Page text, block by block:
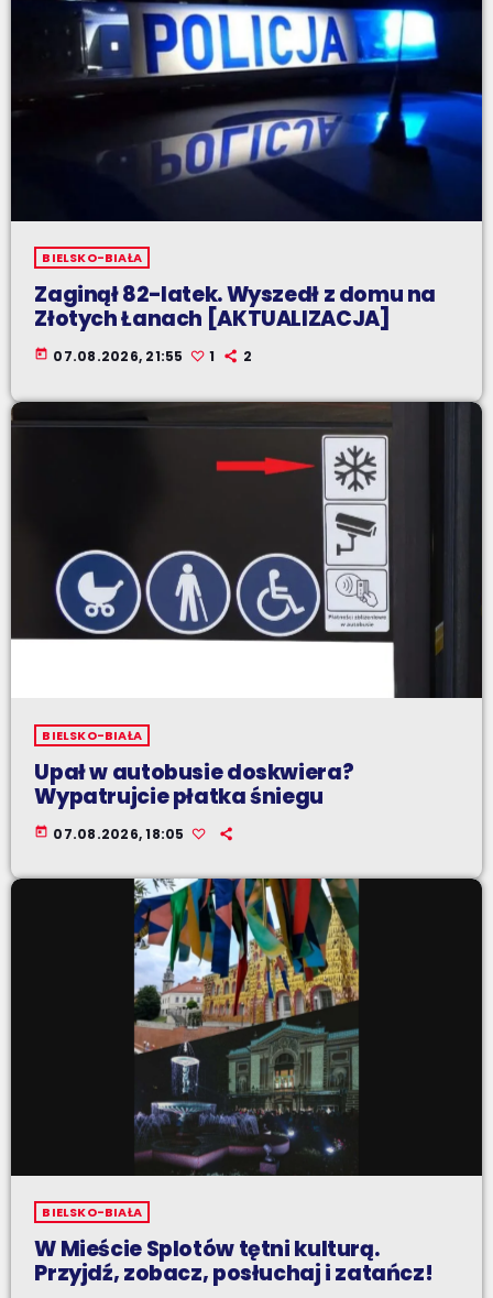
BIELSKO-BIAŁA
Zaginął 82-latek. Wyszedł z domu na
Złotych Łanach [AKTUALIZACJA]
today 07.08.2026, 21:55 1 2
BIELSKO-BIAŁA
Upał w autobusie doskwiera?
Wypatrujcie płatka śniegu
today 07.08.2026, 18:05
BIELSKO-BIAŁA
W Mieście Splotów tętni kulturą.
Przyjdź, zobacz, posłuchaj i zatańcz!